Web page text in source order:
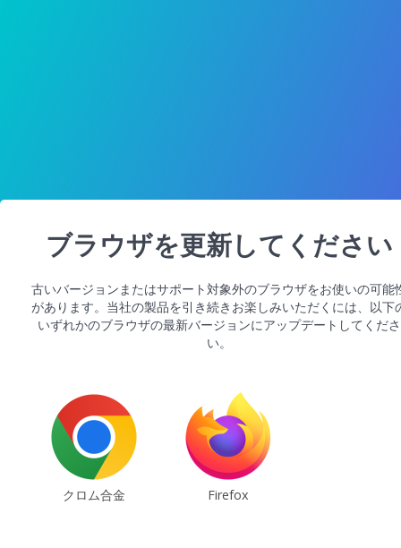
ブラウザを更新してください
古いバージョンまたはサポート対象外のブラウザをお使いの可能
があります。当社の製品を引き続きお楽しみいただくには、以下
いずれかのブラウザの最新バージョンにアップデートしてくださ
い。
クロム合金 Firefox